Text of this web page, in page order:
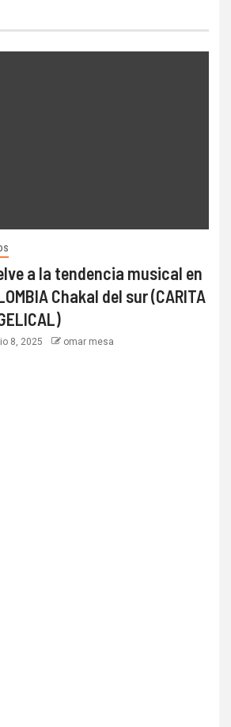
a la tendencia musical en
Chakal del sur (CARITA
8, 2025 omar mesa